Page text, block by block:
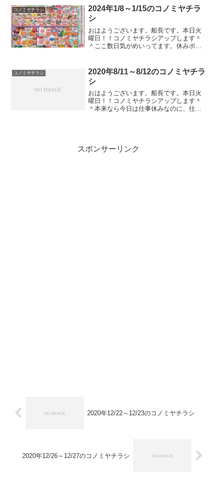
のクーポンのチラシが入ってたのでコノ
ミヤチラシ以外もアップし...
コノミヤチラシ
2024年1/8～1/15のコノミヤチラ
シ
おはようございます。船長です。本日火
曜日！！コノミヤチラシアップします＾
＾ここ数日気がめいってます。休みボケ
チラシが入ってたのでコノミヤチラシ以
外もアップしている本編ブ...
コノミヤチラシ
2020年8/11～8/12のコノミヤチラ
シ
おはようございます。船長です。本日火
曜日！！コノミヤチラシアップします＾
＾本来なら今日は仕事休みなのに、仕事
スポンサーリンク
2020年12/22～12/23のコノミヤチラシ
2020年12/26～12/27のコノミヤチラシ